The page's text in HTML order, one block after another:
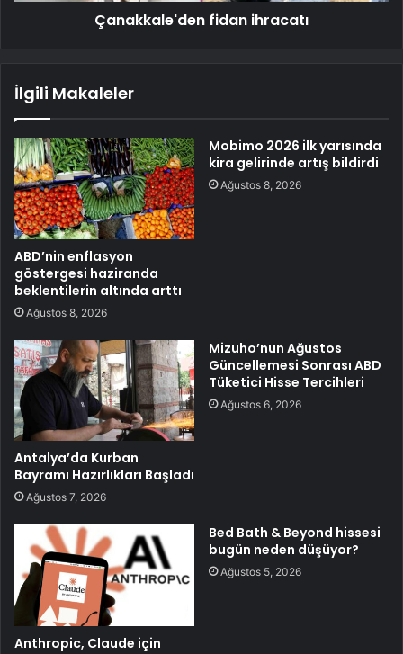
Çanakkale'den fidan ihracatı
İlgili Makaleler
ABD’nin enflasyon
göstergesi haziranda
beklentilerin altında arttı
Ağustos 8, 2026
Mobimo 2026 ilk yarısında
kira gelirinde artış bildirdi
Ağustos 8, 2026
Antalya’da Kurban
Bayramı Hazırlıkları Başladı
Ağustos 7, 2026
Mizuho’nun Ağustos
Güncellemesi Sonrası ABD
Tüketici Hisse Tercihleri
Ağustos 6, 2026
Anthropic, Claude için
Bed Bath & Beyond hissesi
bugün neden düşüyor?
Ağustos 5, 2026